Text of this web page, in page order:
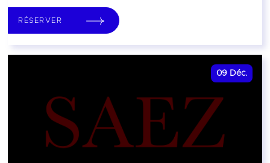
RÉSERVER
09 Déc.